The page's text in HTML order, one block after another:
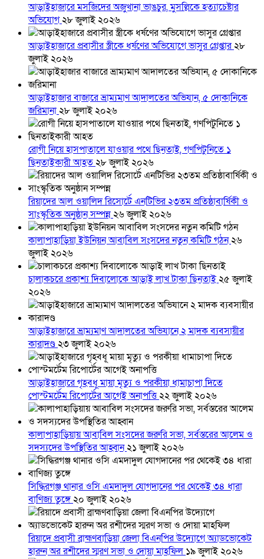
আড়াইহাজারে মস‌জি‌দের অজুখানা ভাঙচুর, মুসল্লিকে হত্যাচেষ্টার
অভিযোগ২৮ জুলাই ২০২৬
আড়াইহাজারে প্রবাসীর স্ত্রীকে ধর্ষণের অভিযোগে ভাসুর গ্রেপ্তার২৮
জুলাই ২০২৬
আড়াইহাজার বাজারে ভ্রাম্যমাণ আদালতের অভিযান, ৫ দোকানিকে
জরিমানা২৮ জুলাই ২০২৬
রোগী নিয়ে হাসপাতালে যাওয়ার পথে ছিনতাই, গণপিটুনিতে ১
ছিনতাইকারী আহত২৮ জুলাই ২০২৬
রিয়াদের আল ওয়ালিদ রিসোর্টে এনটিভির ২৩তম প্রতিষ্ঠাবার্ষিকী ও
সাংস্কৃতিক অনুষ্ঠান সম্পন্ন২৬ জুলাই ২০২৬
কালাপাহাড়িয়া ইউনিয়ন আবাবিল সংসদের নতুন কমিটি গঠন২৬
জুলাই ২০২৬
চালাকচরে প্রকাশ্য দিবালোকে আড়াই লাখ টাকা ছিনতাই২৫ জুলাই
২০২৬
আড়াইহাজারে ভ্রাম্যমাণ আদালতের অভিযানে ২ মাদক ব্যবসায়ীর
কারাদণ্ড২৩ জুলাই ২০২৬
আড়াইহাজারে গৃহবধূ মায়া মৃত্যু ও পরকীয়া ধামাচাপা দিতে
পোস্টমর্টেম রিপোর্টের আগেই অনাপত্তি২২ জুলাই ২০২৬
কালাপাহাড়িয়ায় আবাবিল সংসদের জরুরি সভা, সর্বস্তরের আলেম ও
সদস্যদের উপস্থিতির আহ্বান২১ জুলাই ২০২৬
সিদ্ধিরগঞ্জ থানার ওসি এমদাদুল যোগদানের পর থেকেই ৩৪ ধারা
বাণিজ্য তুঙ্গে২০ জুলাই ২০২৬
রিয়াদে প্রবাসী ব্রাহ্মণবাড়িয়া জেলা বিএনপির উদ্যোগে অ্যাডভোকেট
হারুন অর রশীদের স্মরণ সভা ও দোয়া মাহফিল ১৯ জুলাই ২০২৬